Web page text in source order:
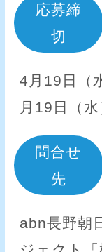
応募締
切
4月19日（
月19日（水
問合せ
先
abn長野朝